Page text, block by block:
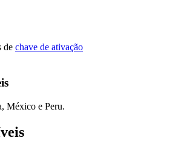
de chave de ativação
México e Peru.